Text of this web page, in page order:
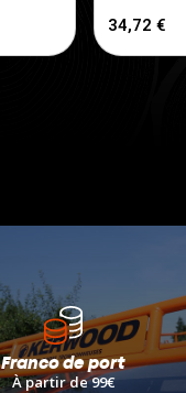
34,72 €
Franco de port
Àpartir de 99€